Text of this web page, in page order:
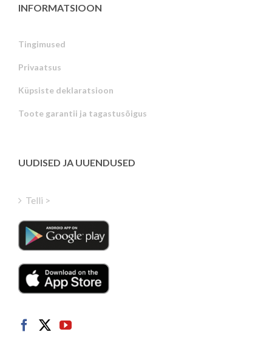
INFORMATSIOON
Tingimused
Privaatsus
Küpsiste deklaratsioon
Toote garantii ja tagastusõigus
UUDISED JA UUENDUSED
Telli >